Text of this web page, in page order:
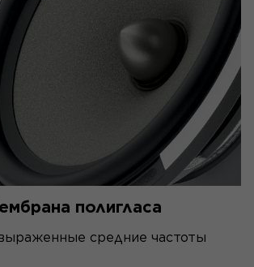
полигласа
средние частоты